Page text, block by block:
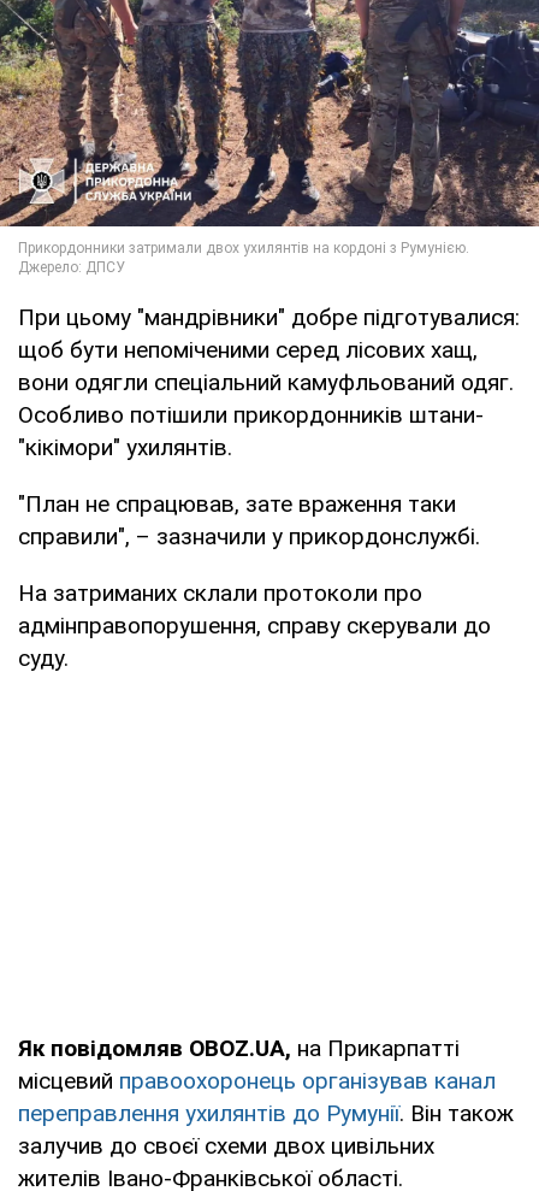
При цьому "мандрівники" добре підготувалися:
щоб бути непоміченими серед лісових хащ,
вони одягли спеціальний камуфльований одяг.
Особливо потішили прикордонників штани-
"кікімори" ухилянтів.
"План не спрацював, зате враження таки
справили", – зазначили у прикордонслужбі.
На затриманих склали протоколи про
адмінправопорушення, справу скерували до
суду.
Як повідомляв OBOZ.UA, на Прикарпатті
місцевий правоохоронець організував канал
переправлення ухилянтів до Румунії. Він також
залучив до своєї схеми двох цивільних
жителів Івано-Франківської області.